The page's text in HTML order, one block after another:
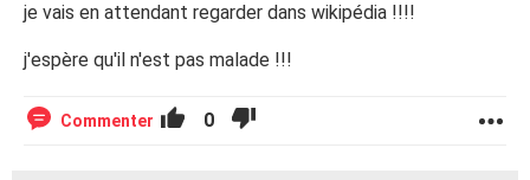
je vais en attendant regarder dans wikipédia !!!!
j'espère qu'il n'est pas malade !!!
Commenter 0